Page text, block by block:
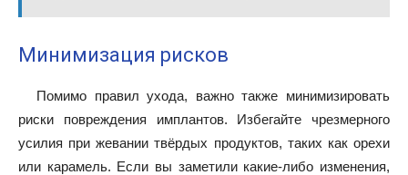
Минимизация рисков
Помимо правил ухода, важно также минимизировать
риски повреждения имплантов. Избегайте чрезмерного
усилия при жевании твёрдых продуктов, таких как орехи
или карамель. Если вы заметили какие-либо изменения,